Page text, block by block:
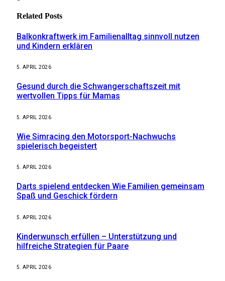
Related Posts
Balkonkraftwerk im Familienalltag sinnvoll nutzen
und Kindern erklären
5. APRIL 2026
Gesund durch die Schwangerschaftszeit mit
wertvollen Tipps für Mamas
5. APRIL 2026
Wie Simracing den Motorsport-Nachwuchs
spielerisch begeistert
5. APRIL 2026
Darts spielend entdecken Wie Familien gemeinsam
Spaß und Geschick fördern
5. APRIL 2026
Kinderwunsch erfüllen – Unterstützung und
hilfreiche Strategien für Paare
5. APRIL 2026